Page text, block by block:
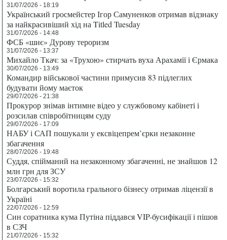
31/07/2026 - 18:19
Український гросмейстер Ігор Самуненков отримав відзнаку
за найкрасивіший хід на Titled Tuesday
31/07/2026 - 14:48
ФСБ «шиє» Дурову тероризм
31/07/2026 - 13:37
Михайло Ткач: за «Трухою» стирчать вуха Арахамії і Єрмака
30/07/2026 - 13:49
Командир військової частини примусив 83 підлеглих
будувати йому маєток
29/07/2026 - 21:38
Прокурор знімав інтимне відео у службовому кабінеті і
розсилав співробітницям суду
29/07/2026 - 17:09
НАБУ і САП пошукали у ексвіцепрем’єрки незаконне
збагачення
28/07/2026 - 19:48
Суддя, спійманий на незаконному збагаченні, не знайшов 12
млн грн для ЗСУ
23/07/2026 - 15:32
Болгарський воротила грального бізнесу отримав ліцензії в
Україні
22/07/2026 - 12:59
Син соратника кума Путіна піддався VIP-бусифікації і пішов
в СЗЧ
21/07/2026 - 15:32